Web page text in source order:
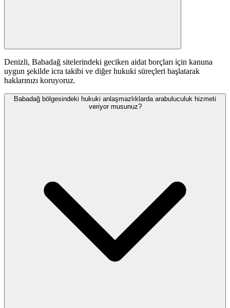
Denizli, Babadağ sitelerindeki geciken aidat borçları için kanuna
uygun şekilde icra takibi ve diğer hukuki süreçleri başlatarak
haklarınızı koruyoruz.
Babadağ bölgesindeki hukuki anlaşmazlıklarda arabuluculuk hizmeti
veriyor musunuz?